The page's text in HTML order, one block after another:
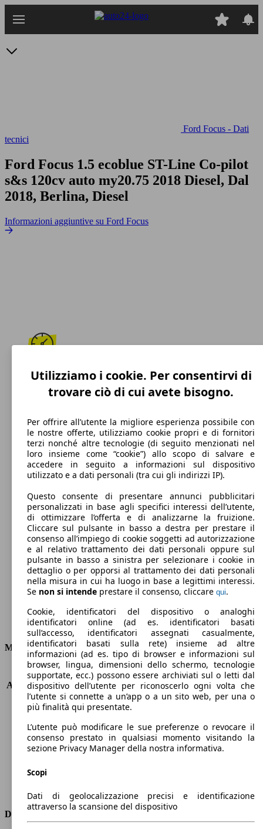
Ford Focus - Dati
tecnici
Ford Focus 1.5 ecoblue ST-Line Co-pilot
s&s 120cv auto my20.75 2018 Diesel, Dal
2018, Berlina, Diesel
Informazioni aggiuntive su Ford Focus
193 km/h
Velocità massima
Diesel
Carburante
106 g/km
Emissioni di CO2 (combinato)*
Consumi
Motore e Prestazioni
KW (PS)
88 kW (120 PS)
Accelerazione (0-100 km/h)
10.2s
Velocità massima (km/h)
193 km/h
Numero di marce
8
Coppia
300 nm
Cilindrata
1499 ccm
Carburante
Diesel
Trasmissione
Dimensioni
Utilizziamo i cookie. Per consentirvi di
trovare ciò di cui avete bisogno.
Per offrire all’utente la migliore esperienza possibile con
le nostre offerte, utilizziamo cookie propri e di fornitori
terzi nonché altre tecnologie (di seguito menzionati nel
loro insieme come “cookie”) allo scopo di salvare e
accedere in seguito a informazioni sul dispositivo
utilizzato e a dati personali (tra cui gli indirizzi IP).
Questo consente di presentare annunci pubblicitari
personalizzati in base agli specifici interessi dell’utente,
di ottimizzare l’offerta e di analizzarne la fruizione.
Cliccare sul pulsante in basso a destra per prestare il
consenso all’impiego di cookie soggetti ad autorizzazione
e al relativo trattamento dei dati personali oppure sul
pulsante in basso a sinistra per selezionare i cookie in
dettaglio o per opporsi al trattamento dei dati personali
nella misura in cui ha luogo in base a legittimi interessi.
Se non si intende prestare il consenso, cliccare qui.
Cookie, identificatori del dispositivo o analoghi
identificatori online (ad es. identificatori basati
sull’accesso, identificatori assegnati casualmente,
identificatori basati sulla rete) insieme ad altre
informazioni (ad es. tipo di browser e informazioni sul
browser, lingua, dimensioni dello schermo, tecnologie
supportate, ecc.) possono essere archiviati sul o letti dal
dispositivo dell’utente per riconoscerlo ogni volta che
l’utente si connette a un’app o a un sito web, per una o
più finalità qui presentate.
L’utente può modificare le sue preferenze o revocare il
consenso prestato in qualsiasi momento visitando la
sezione Privacy Manager della nostra informativa.
Scopi
Dati di geolocalizzazione precisi e identificazione
attraverso la scansione del dispositivo